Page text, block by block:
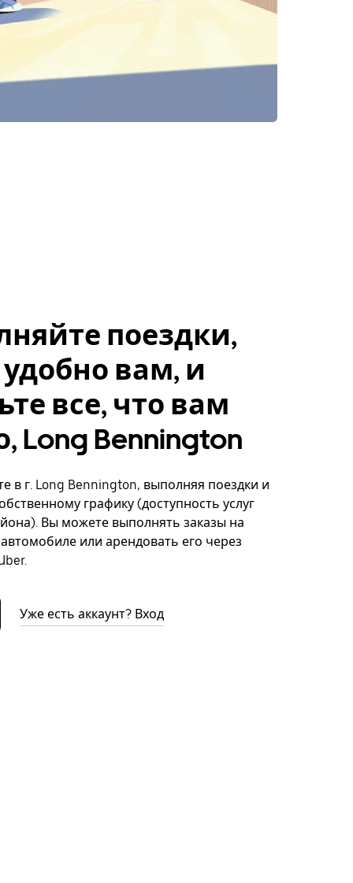
поездки,
удобно вам, и
все, что вам
Long Bennington
в г. Long Bennington, выполняя поездки и
графику (доступность услуг
Вы можете выполнять заказы на
или арендовать его через
Уже есть аккаунт? Вход